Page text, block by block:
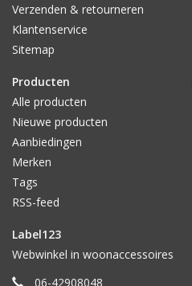
Verzenden & retourneren
Klantenservice
Sitemap
Producten
Alle producten
Nieuwe producten
Aanbiedingen
Merken
Tags
RSS-feed
Label123
Webwinkel in woonaccessoires
06-42908048